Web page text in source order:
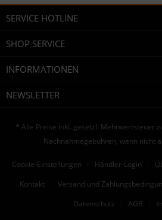
SERVICE HOTLINE
SHOP SERVICE
INFORMATIONEN
NEWSLETTER
* Alle Preise inkl. gesetzl. Mehrwertsteuer
Nachnahmegebühren, wenn nicht
Cookie-Einstellungen Händler-Login
Kontakt
Versand und
Datenschutz
AGB